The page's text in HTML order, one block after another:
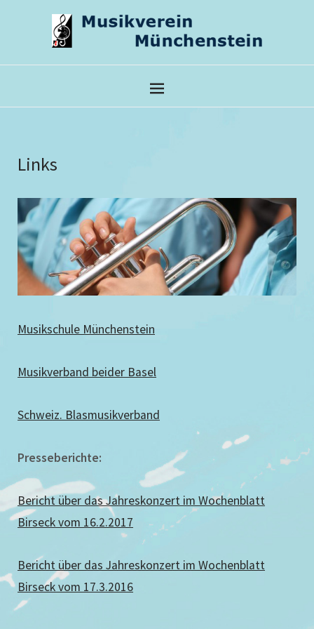
Links
Musikschule Münchenstein
Musikverband beider Basel
Schweiz. Blasmusikverband
Presseberichte:
Bericht über das Jahreskonzert im Wochenblatt
Birseck vom 16.2.2017
Bericht über das Jahreskonzert im Wochenblatt
Birseck vom 17.3.2016